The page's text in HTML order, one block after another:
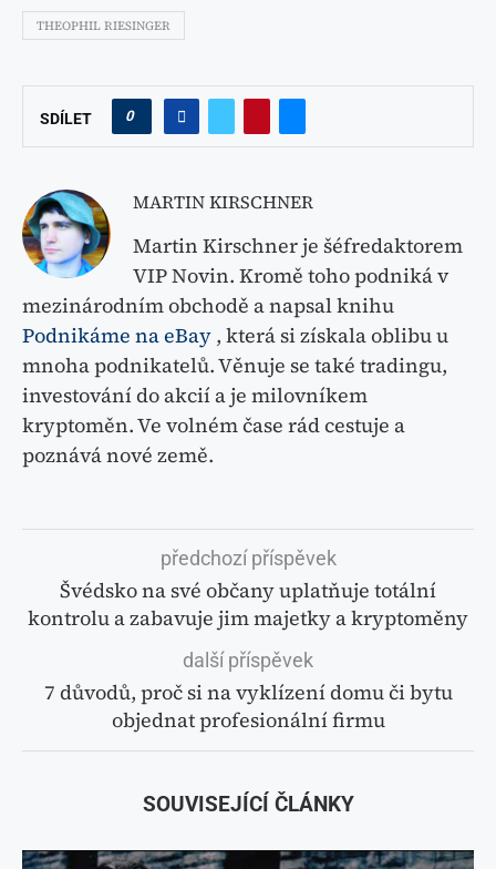
THEOPHIL RIESINGER
SDÍLET 0
MARTIN KIRSCHNER
Martin Kirschner je šéfredaktorem
VIP Novin. Kromě toho podniká v
mezinárodním obchodě a napsal knihu
Podnikáme na eBay , která si získala oblibu u
mnoha podnikatelů. Věnuje se také tradingu,
investování do akcií a je milovníkem
kryptoměn. Ve volném čase rád cestuje a
poznává nové země.
předchozí příspěvek
Švédsko na své občany uplatňuje totální
kontrolu a zabavuje jim majetky a kryptoměny
další příspěvek
7 důvodů, proč si na vyklízení domu či bytu
objednat profesionální firmu
SOUVISEJÍCÍ ČLÁNKY